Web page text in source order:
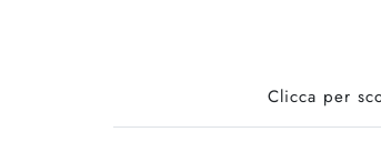
Clicca per